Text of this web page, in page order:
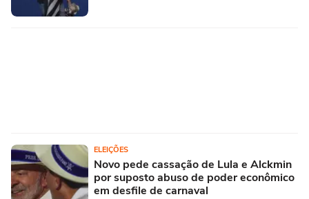
ELEIÇÕES
Novo pede cassação de Lula e Alckmin
por suposto abuso de poder econômico
em desfile de carnaval